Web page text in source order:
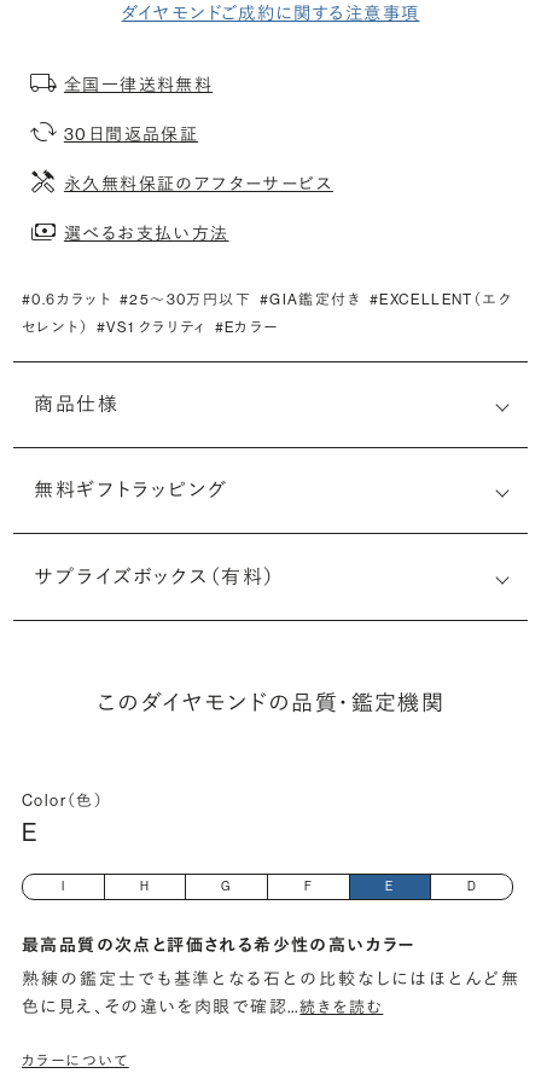
ダイヤモンドご成約に関する注意事項
全国一律送料無料
30日間返品保証
永久無料保証のアフターサービス
選べるお支払い方法
#0.6カラット #25〜30万円以下 #GIA鑑定付き
#EXCELLENT（エク
セレント）
#VS1 クラリティ #Eカラー
商品仕様
無料ギフトラッピング
サプライズボックス（有料）
このダイヤモンドの品質・鑑定機関
Color（色）
E
H G F E D
最高品質の次点と評価される希少性の高いカラー
熟練の鑑定士でも基準となる石との比較なしにはほとんど無
色に見え、その違いを肉眼で確認…続きを読む
カラーについて